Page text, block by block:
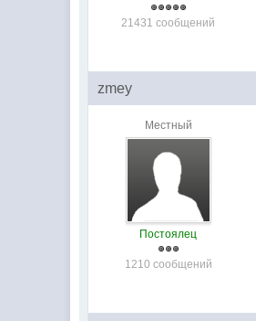
21431 сообщений
zmey
Местный
Постоялец
1210 сообщений